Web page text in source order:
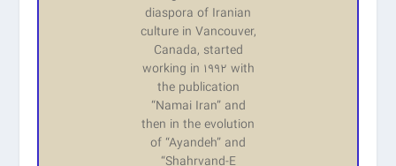
diaspora of Iranian
culture in Vancouver,
Canada, started
working in 1992 with
the publication
“Namai Iran” and
then in the evolution
of “Ayandeh” and
“Shahrvand-E